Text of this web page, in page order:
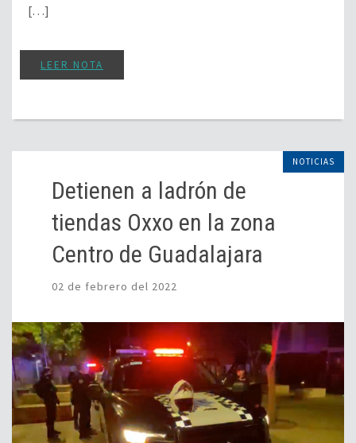
[…]
LEER NOTA
NOTICIAS
Detienen a ladrón de
tiendas Oxxo en la zona
Centro de Guadalajara
02 de febrero del 2022